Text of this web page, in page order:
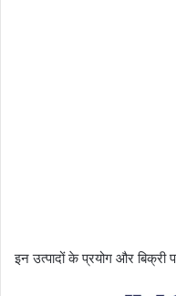
इन उत्पादों के प्रयोग और बिक्री